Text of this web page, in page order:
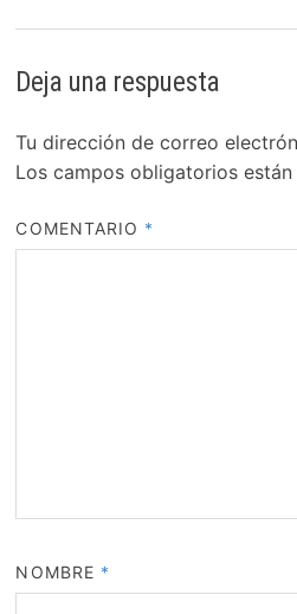
Deja una respuesta
Tu dirección de correo
Los campos obligatorios
COMENTARIO *
NOMBRE *